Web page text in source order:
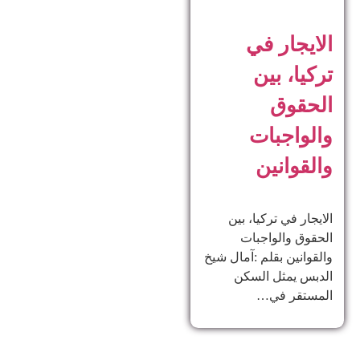
الايجار في
تركيا، بين
الحقوق
والواجبات
والقوانين
الايجار في تركيا، بين
الحقوق والواجبات
والقوانين بقلم :آمال شيخ
الدبس يمثل السكن
المستقر في…